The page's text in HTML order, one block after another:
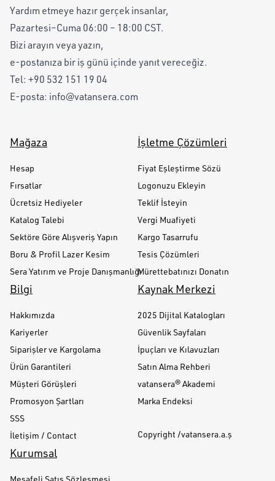
Yardım etmeye hazır gerçek insanlar,
Pazartesi–Cuma 06:00 – 18:00 CST.
Bizi arayın veya yazın,
e-postanıza bir iş günü içinde yanıt vereceğiz.
Tel: +90 532 151 19 04
E-posta: info@vatansera.com
Mağaza
Hesap
Fırsatlar
Ücretsiz Hediyeler
Katalog Talebi
Sektöre Göre Alışveriş Yapın
Boru & Profil Lazer Kesim
Sera Yatırım ve Proje Danışmanlığı
İşletme Çözümleri
Fiyat Eşleştirme Sözü
Logonuzu Ekleyin
Teklif İsteyin
Vergi Muafiyeti
Kargo Tasarrufu
Tesis Çözümleri
Mürettebatınızı Donatın
Bilgi
Hakkımızda
Kariyerler
Siparişler ve Kargolama
Ürün Garantileri
Müşteri Görüşleri
Promosyon Şartları
SSS
İletişim / Contact
Kaynak Merkezi
2025 Dijital Katalogları
Güvenlik Sayfaları
İpuçları ve Kılavuzları
Satın Alma Rehberi
vatansera® Akademi
Marka Endeksi
Copyright /vatansera.a.ş
Kurumsal
Mesafeli Satış Sözleşmesi